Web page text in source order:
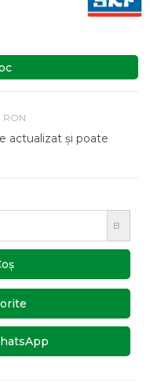
RON
actualizat și poate
B